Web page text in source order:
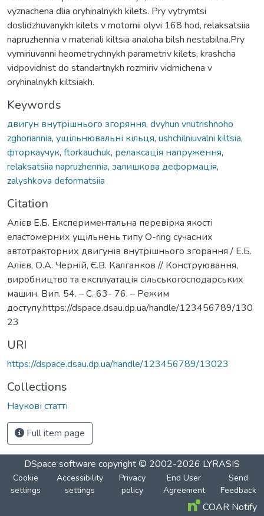
vyznachena dlia oryhinalnykh kilets. Pry vytrymtsi
doslidzhuvanykh kilets v motornii olyvi 168 hod, relaksatsiia
napruzhennia v materiali kiltsia analoha bilsh nestabilna.Pry
vymiriuvanni heometrychnykh parametriv kilets, krashcha
vidpovidnist do standartnykh rozmiriv vidmichena v
oryhinalnykh kiltsiakh.
Keywords
двигун внутрішнього згоряння, dvyhun vnutrishnoho
zghoriannia, ущільнювальні кільця, ushchilniuvalni kiltsia,
фторкаучук, ftorkauchuk, релаксація напруження,
relaksatsiia napruzhennia, залишкова деформація,
zalyshkova deformatsiia
Citation
Алієв Е.Б. Експериментальна перевірка якості
еластомерних ущільнень типу O-ring сучасних
автотракторних двигунів внутрішнього згорання / Е.Б.
Алієв, О.А. Черній, Є.В. Калганков // Конструювання,
виробництво та експлуатація сільськогосподарських
машин. Вип. 54. – С. 63- 76. – Режим
доступу:https://dspace.dsau.dp.ua/handle/123456789/130
23
URI
https://dspace.dsau.dp.ua/handle/123456789/13023
Collections
Наукові статті
Full item page
DSpace software copyright © 2002-2026 LYRASIS
Cookie
settings
Accessibility
settings
Privacy
policy
End User
Agreement
Send
Feedback
COAR Notify